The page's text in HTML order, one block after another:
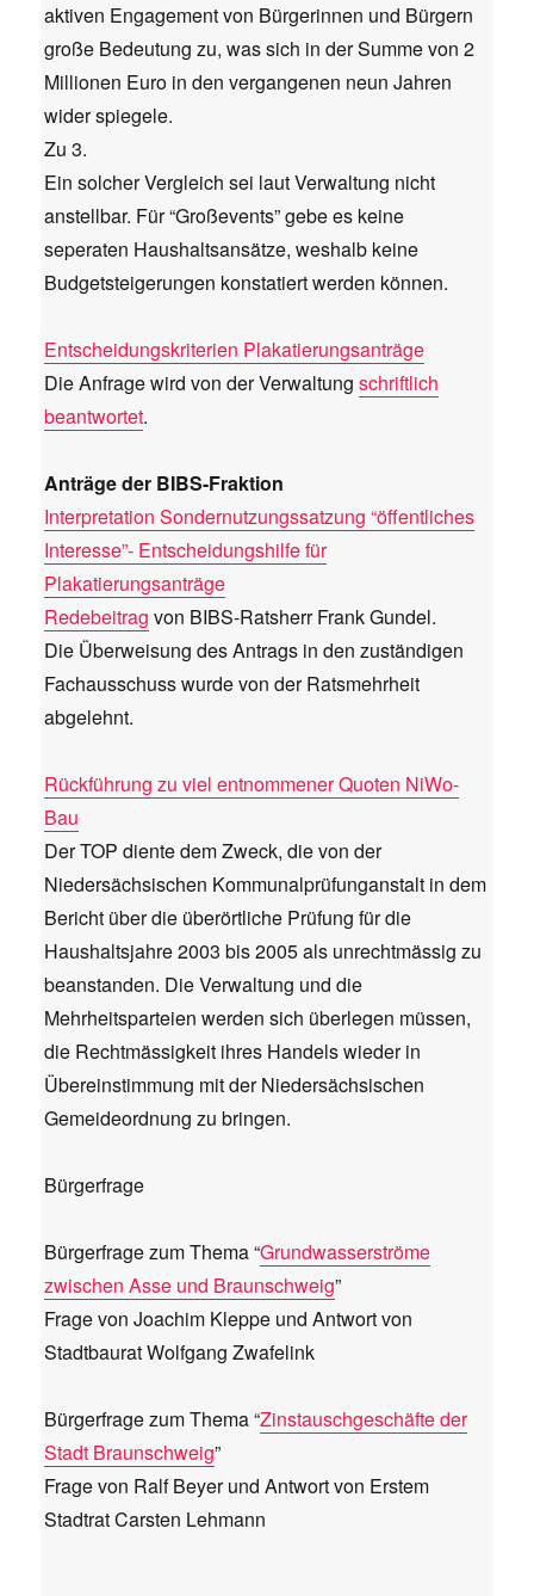
aktiven Engagement von Bürgerinnen und Bürgern
große Bedeutung zu, was sich in der Summe von 2
Millionen Euro in den vergangenen neun Jahren
wider spiegele.
Zu 3.
Ein solcher Vergleich sei laut Verwaltung nicht
anstellbar. Für “Großevents” gebe es keine
seperaten Haushaltsansätze, weshalb keine
Budgetsteigerungen konstatiert werden können.
Entscheidungskriterien Plakatierungsanträge
Die Anfrage wird von der Verwaltung schriftlich
beantwortet.
Anträge der BIBS-Fraktion
Interpretation Sondernutzungssatzung “öffentliches
Interesse”- Entscheidungshilfe für
Plakatierungsanträge
Redebeitrag von BIBS-Ratsherr Frank Gundel.
Die Überweisung des Antrags in den zuständigen
Fachausschuss wurde von der Ratsmehrheit
abgelehnt.
Rückführung zu viel entnommener Quoten NiWo-
Bau
Der TOP diente dem Zweck, die von der
Niedersächsischen Kommunalprüfunganstalt in dem
Bericht über die überörtliche Prüfung für die
Haushaltsjahre 2003 bis 2005 als unrechtmässig zu
beanstanden. Die Verwaltung und die
Mehrheitsparteien werden sich überlegen müssen,
die Rechtmässigkeit ihres Handels wieder in
Übereinstimmung mit der Niedersächsischen
Gemeideordnung zu bringen.
Bürgerfrage
Bürgerfrage zum Thema “Grundwasserströme
zwischen Asse und Braunschweig”
Frage von Joachim Kleppe und Antwort von
Stadtbaurat Wolfgang Zwafelink
Bürgerfrage zum Thema “Zinstauschgeschäfte der
Stadt Braunschweig”
Frage von Ralf Beyer und Antwort von Erstem
Stadtrat Carsten Lehmann